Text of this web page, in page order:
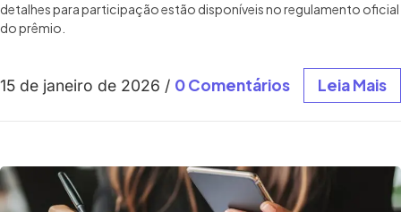
detalhes para participação estão disponíveis no regulamento oficial
do prêmio.
15 de janeiro de 2026 / 0 Comentários Leia Mais